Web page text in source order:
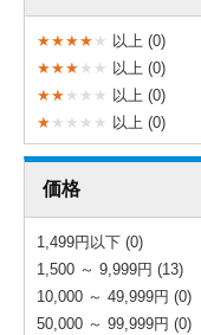
★★★★ ★ 以上 (0)
★★★ ★ ★ 以上 (0)
★★ ★ ★ ★ 以上 (0)
★ ★ ★ ★ ★ 以上 (0)
価格
1,499円以下 (0)
1,500 ～ 9,999円 (13)
10,000 ～ 49,999円 (0)
50,000 ～ 99,999円 (0)